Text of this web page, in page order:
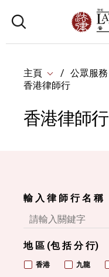
主頁 公眾服務
香港律師行
香港律師行
輸 入 律 師 行 名 稱
地 區 (包 括 分 行)
香港 九龍